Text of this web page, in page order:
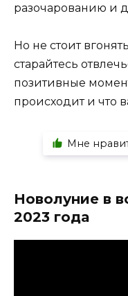
разочарованию и
Но не стоит
старайтесь
позитивные
происходит и что
Мне
Новолуние в
2023 года